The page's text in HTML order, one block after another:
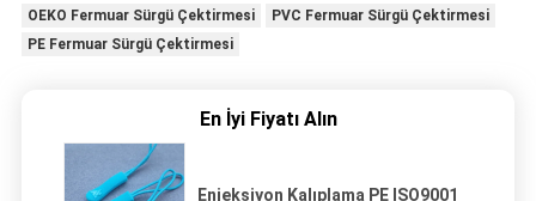
OEKO Fermuar Sürgü Çektirmesi
PVC Fermuar Sürgü Çektirmesi
PE Fermuar Sürgü Çektirmesi
En İyi Fiyatı Alın
Enjeksiyon Kalıplama PE ISO9001